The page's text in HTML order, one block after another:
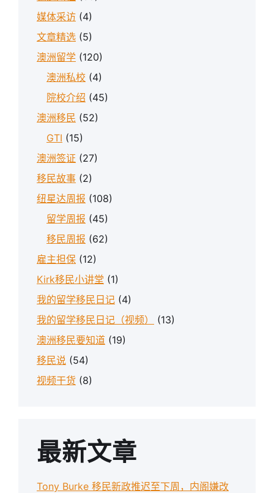
媒体采访 (4)
文章精选 (5)
澳洲留学 (120)
澳洲私校 (4)
院校介绍 (45)
澳洲移民 (52)
GTI (15)
澳洲签证 (27)
移民故事 (2)
纽星达周报 (108)
留学周报 (45)
移民周报 (62)
雇主担保 (12)
Kirk移民小讲堂 (1)
我的留学移民日记 (4)
我的留学移民日记（视频）
(13)
澳洲移民要知道 (19)
移民说 (54)
视频干货 (8)
最新文章
Tony Burke 移民新政推迟至下周，内阁嫌改